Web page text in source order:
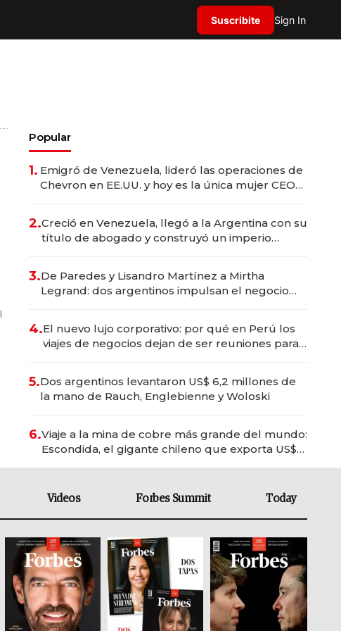
Suscribite Sign In
Popular
1. Emigró de Venezuela, lideró las operaciones de
Chevron en EE.UU. y hoy es la única mujer CEO
2.Creció en Venezuela, llegó a la Argentina con su
título de abogado y construyó un imperio
3.De Paredes y Lisandro Martínez a Mirtha
Legrand: dos argentinos impulsan el negocio
4.El nuevo lujo corporativo: por qué en Perú los
viajes de negocios dejan de ser reuniones para
5.Dos argentinos levantaron US$ 6,2 millones de
la mano de Rauch, Englebienne y Woloski
6.Viaje a la mina de cobre más grande del mundo:
Escondida, el gigante chileno que exporta US$
Videos Forbes Summit Today